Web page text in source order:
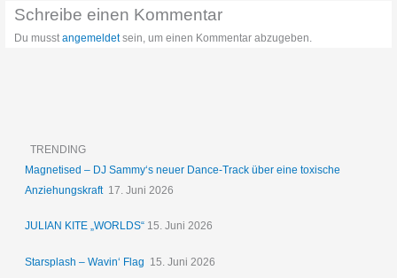
Schreibe einen Kommentar
Du musstangemeldetsein, um einen Kommentar abzugeben.
TRENDING
Magnetised – DJ Sammy‘s neuer Dance-Track über eine toxische
Anziehungskraft 17. Juni 2026
JULIAN KITE „WORLDS“ 15. Juni 2026
Starsplash – Wavin‘ Flag 15. Juni 2026